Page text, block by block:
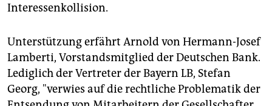
Interessenkollision.
Unterstützung erfährt Arnold von Hermann-Josef
Lamberti, Vorstandsmitglied der Deutschen Bank.
Lediglich der Vertreter der Bayern LB, Stefan
Georg, "verwies auf die rechtliche Problematik der